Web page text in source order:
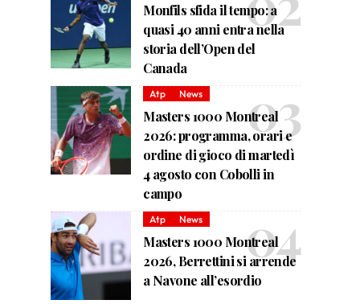
Monfils sfida il tempo: a
quasi 40 anni entra nella
storia dell’Open del
Canada
Atp News
Masters 1000 Montreal
2026: programma, orari e
ordine di gioco di martedì
4 agosto con Cobolli in
campo
Atp News
Masters 1000 Montreal
2026, Berrettini si arrende
a Navone all’esordio